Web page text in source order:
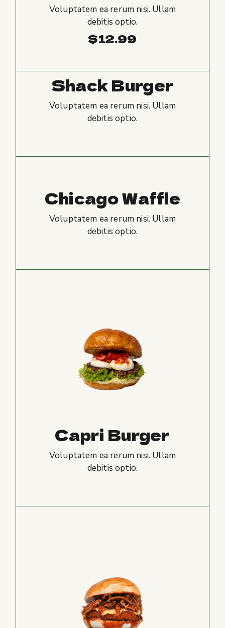
Voluptatem ea rerum nisi. Ullam
debitis optio.
$12.99
Shack Burger
Voluptatem ea rerum nisi. Ullam
debitis optio.
Chicago Waffle
Voluptatem ea rerum nisi. Ullam
debitis optio.
Capri Burger
Voluptatem ea rerum nisi. Ullam
debitis optio.